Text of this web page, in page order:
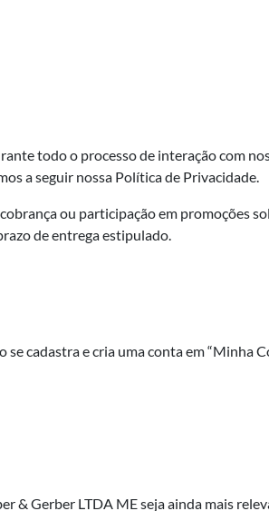
todo o processo de interação com
a seguir nossa Política de Privacidade.
ou participação em promoções
de entrega estipulado.
cadastra e cria uma conta em “Minha
& Gerber LTDA ME seja ainda mais